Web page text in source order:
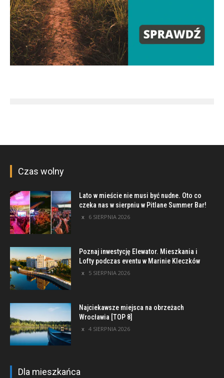
Czas wolny
Lato w mieście nie musi być nudne. Oto co
czeka nas w sierpniu w Pitlane Summer Bar!
6 SIERPNIA 2026
Poznaj inwestycję Elewator. Mieszkania i
Lofty podczas eventu w Marinie Kleczków
5 SIERPNIA 2026
Najciekawsze miejsca na obrzeżach
Wrocławia [TOP 8]
4 SIERPNIA 2026
Dla mieszkańca